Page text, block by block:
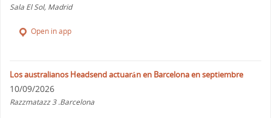
Sala El Sol, Madrid
Open in app
Los australianos Headsend actuarán en Barcelona en septiembre
10/09/2026
Razzmatazz 3 .Barcelona